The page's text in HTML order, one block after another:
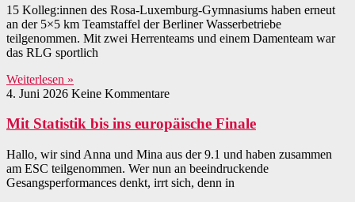
15 Kolleg:innen des Rosa-Luxemburg-Gymnasiums haben erneut
an der 5×5 km Teamstaffel der Berliner Wasserbetriebe
teilgenommen. Mit zwei Herrenteams und einem Damenteam war
das RLG sportlich
Weiterlesen »
4. Juni 2026 Keine Kommentare
Mit Statistik bis ins europäische Finale
Hallo, wir sind Anna und Mina aus der 9.1 und haben zusammen
am ESC teilgenommen. Wer nun an beeindruckende
Gesangsperformances denkt, irrt sich, denn in